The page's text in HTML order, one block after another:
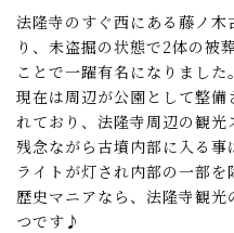
法隆寺のすぐ西にある藤ノ
り、未盗掘の状態で2体の被
ことで一躍有名になりました。
現在は周辺が公園として整
れており、法隆寺周辺の観光
残念ながら古墳内部に入る事
ライトが灯され内部の一部を
歴史マニアなら、法隆寺観
つです♪